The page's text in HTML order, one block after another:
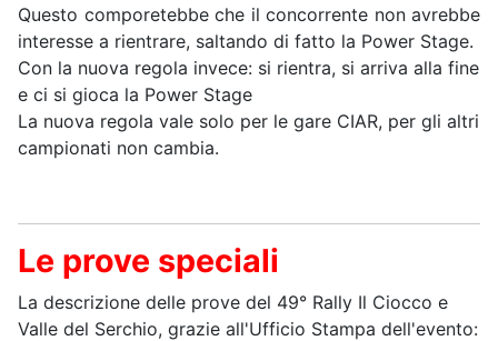
Questo comporetebbe che il concorrente non avrebbe
interesse a rientrare, saltando di fatto la Power Stage.
Con la nuova regola invece: si rientra, si arriva alla fine
e ci si gioca la Power Stage
La nuova regola vale solo per le gare CIAR, per gli altri
campionati non cambia.
Le prove speciali
La descrizione delle prove del 49° Rally Il Ciocco e
Valle del Serchio, grazie all'Ufficio Stampa dell'evento: